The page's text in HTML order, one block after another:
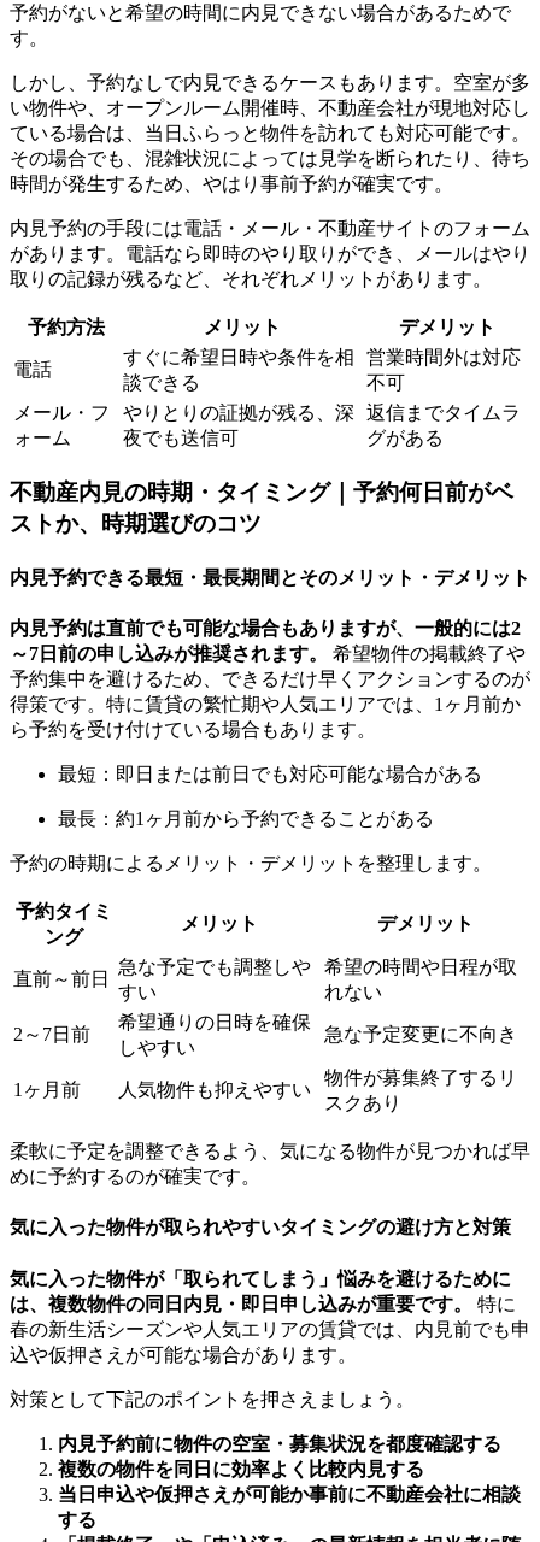
予約がないと希望の時間に内見できない場合があるためで
す。
しかし、予約なしで内見できるケースもあります。空室が多
い物件や、オープンルーム開催時、不動産会社が現地対応し
ている場合は、当日ふらっと物件を訪れても対応可能です。
その場合でも、混雑状況によっては見学を断られたり、待ち
時間が発生するため、やはり事前予約が確実です。
内見予約の手段には電話・メール・不動産サイトのフォーム
があります。電話なら即時のやり取りができ、メールはやり
取りの記録が残るなど、それぞれメリットがあります。
予約方法 メリット デメリット
電話
すぐに希望日時や条件を相
談できる
営業時間外は対応
不可
メール・フ
ォーム
やりとりの証拠が残る、深
夜でも送信可
返信までタイムラ
グがある
不動産内見の時期・タイミング｜予約何日前がベ
ストか、時期選びのコツ
内見予約できる最短・最長期間とそのメリット・デメリット
内見予約は直前でも可能な場合もありますが、一般的には2
～7日前の申し込みが推奨されます。
希望物件の掲載終了や
予約集中を避けるため、できるだけ早くアクションするのが
得策です。特に賃貸の繁忙期や人気エリアでは、1ヶ月前か
ら予約を受け付けている場合もあります。
最短：即日または前日でも対応可能な場合がある
最長：約1ヶ月前から予約できることがある
予約の時期によるメリット・デメリットを整理します。
予約タイミ
ング
メリット デメリット
直前～前日
急な予定でも調整しや
すい
希望の時間や日程が取
れない
2～7日前
希望通りの日時を確保
しやすい
急な予定変更に不向き
1ヶ月前 人気物件も抑えやすい
物件が募集終了するリ
スクあり
柔軟に予定を調整できるよう、気になる物件が見つかれば早
めに予約するのが確実です。
気に入った物件が取られやすいタイミングの避け方と対策
気に入った物件が「取られてしまう」悩みを避けるために
は、複数物件の同日内見・即日申し込みが重要です。
特に
春の新生活シーズンや人気エリアの賃貸では、内見前でも申
込や仮押さえが可能な場合があります。
対策として下記のポイントを押さえましょう。
内見予約前に物件の空室・募集状況を都度確認する
複数の物件を同日に効率よく比較内見する
当日申込や仮押さえが可能か事前に不動産会社に相談
する